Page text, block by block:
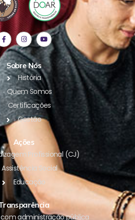
Sobre Nós
História
Quem Somos
Certificações
Gestão
Ações
Profissional (CJ)
Assistência Social
Educação
com administração pública